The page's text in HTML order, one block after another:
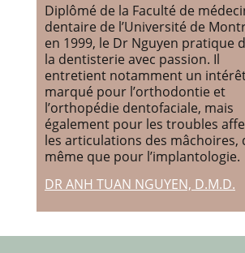
Diplômé de la Faculté de
dentaire de l’Université de
en 1999, le Dr Nguyen pratique
la dentisterie avec passion. Il
entretient notamment un
marqué pour l’orthodontie et
l’orthopédie dentofaciale, mais
également pour les troubles
les articulations des mâchoires,
même que pour l’implantologie.
DR ANH TUAN NGUYEN, D.M.D.